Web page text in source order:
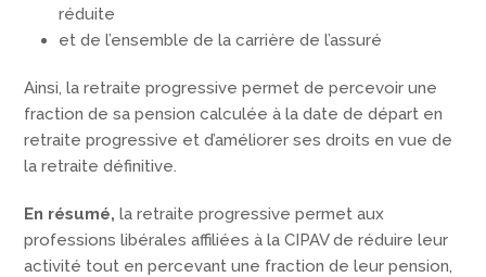
réduite
et de l’ensemble de la carrière de l’assuré
Ainsi, la retraite progressive permet de percevoir une
fraction de sa pension calculée à la date de départ en
retraite progressive et d’améliorer ses droits en vue de
la retraite définitive.
En résumé,la retraite progressive permet aux
professions libérales affiliées à la CIPAV de réduire leur
activité tout en percevant une fraction de leur pension,